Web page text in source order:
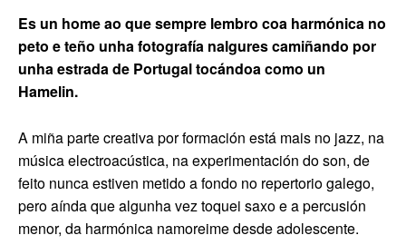
Es un home ao que sempre lembro coa harmónica no
peto e teño unha fotografía nalgures camiñando por
unha estrada de Portugal tocándoa como un
Hamelin.
A miña parte creativa por formación está mais no jazz, na
música electroacústica, na experimentación do son, de
feito nunca estiven metido a fondo no repertorio galego,
pero aínda que algunha vez toquei saxo e a percusión
menor, da harmónica namoreime desde adolescente.